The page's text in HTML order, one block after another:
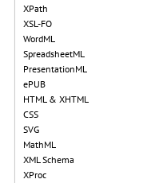
XPath
XSL-FO
WordML
SpreadsheetML
PresentationML
ePUB
HTML & XHTML
CSS
SVG
MathML
XML Schema
XProc